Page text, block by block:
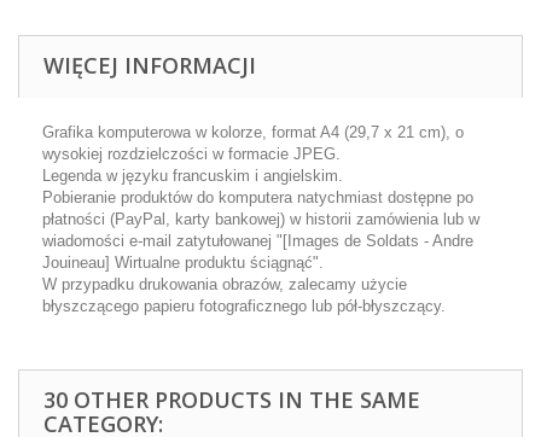
WIĘCEJ INFORMACJI
Grafika komputerowa w kolorze, format A4 (29,7 x 21 cm), o
wysokiej rozdzielczości w formacie JPEG.
Legenda w języku francuskim i angielskim.
Pobieranie produktów do komputera natychmiast dostępne po
płatności (PayPal, karty bankowej) w historii zamówienia lub w
wiadomości e-mail zatytułowanej "[Images de Soldats - Andre
Jouineau] Wirtualne produktu ściągnąć".
W przypadku drukowania obrazów, zalecamy użycie
błyszczącego papieru fotograficznego lub pół-błyszczący.
30 OTHER PRODUCTS IN THE SAME
CATEGORY: